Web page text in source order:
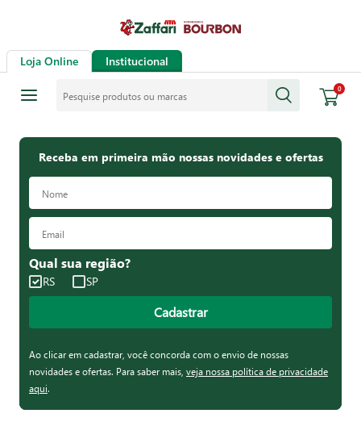
Loja Online Institucional
0
Receba em primeira mão nossas novidades e ofertas
Qual sua região?
RS SP
Cadastrar
Ao clicar em cadastrar, você concorda com o envio de nossas
novidades e ofertas. Para saber mais, veja nossa política de privacidade
aqui.